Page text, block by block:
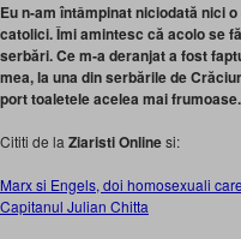
Eu n-am întâmpinat niciodată nici
catolici. Îmi amintesc că acolo se
serbări. Ce m‑a deranjat a fost
mea, la una din serbările de
port toaletele acelea mai frumoase.
Cititi de la Ziaristi Onlinesi:
Marx si Engels, doi homosexuali
Capitanul Julian Chitta